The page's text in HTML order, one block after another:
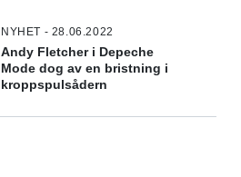
NYHET - 28.06.2022
Andy Fletcher i Depeche
Mode dog av en bristning i
kroppspulsådern